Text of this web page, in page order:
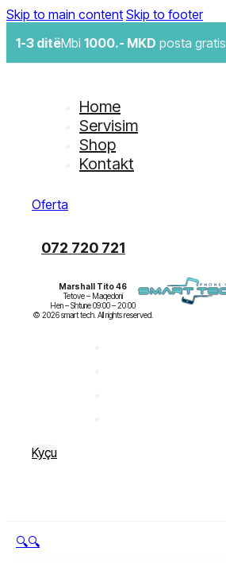
Skip to main content Skip to footer
1-3 ditëMbi 1000.- MKD posta gratis
Home
Servisim
Shop
Kontakt
Oferta
072 720 721
Marshall Tito 46
Tetove – Maqedoni
Hen – Shtune 09:00 – 20:00
Kyçu
🔍🔍